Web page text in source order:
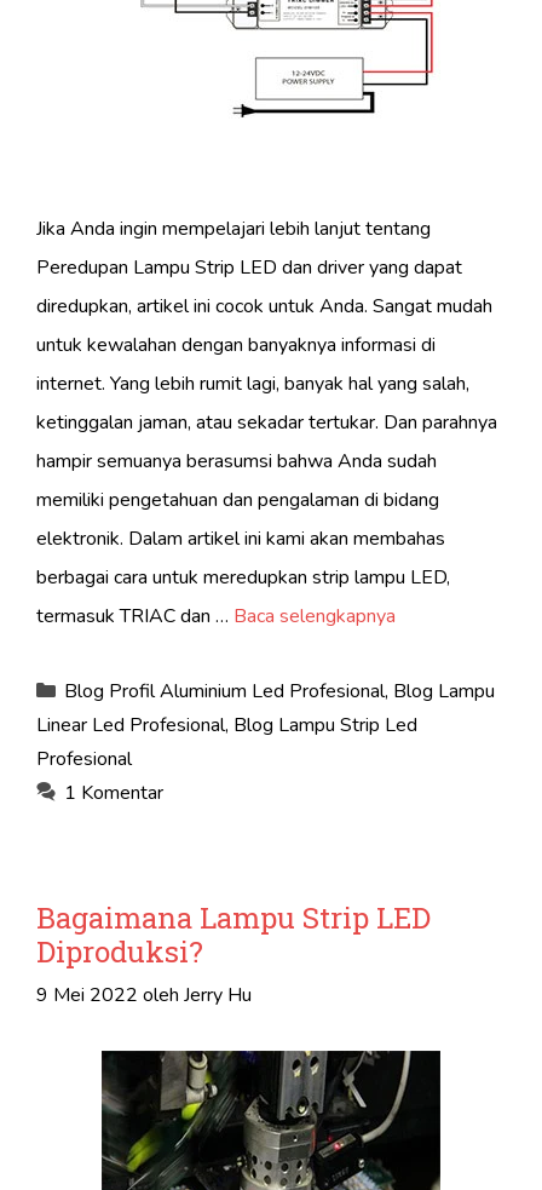
Jika Anda ingin mempelajari lebih lanjut tentang
Peredupan Lampu Strip LED dan driver yang dapat
diredupkan, artikel ini cocok untuk Anda. Sangat mudah
untuk kewalahan dengan banyaknya informasi di
internet. Yang lebih rumit lagi, banyak hal yang salah,
ketinggalan jaman, atau sekadar tertukar. Dan parahnya
hampir semuanya berasumsi bahwa Anda sudah
memiliki pengetahuan dan pengalaman di bidang
elektronik. Dalam artikel ini kami akan membahas
berbagai cara untuk meredupkan strip lampu LED,
termasuk TRIAC dan … Baca selengkapnya
Kategori
Blog Profil Aluminium Led Profesional, Blog Lampu
Linear Led Profesional, Blog Lampu Strip Led
Profesional
1 Komentar
Bagaimana Lampu Strip LED
Diproduksi?
9 Mei 2022 oleh Jerry Hu